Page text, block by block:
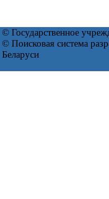
© Государственное
© Поисковая система
Беларуси